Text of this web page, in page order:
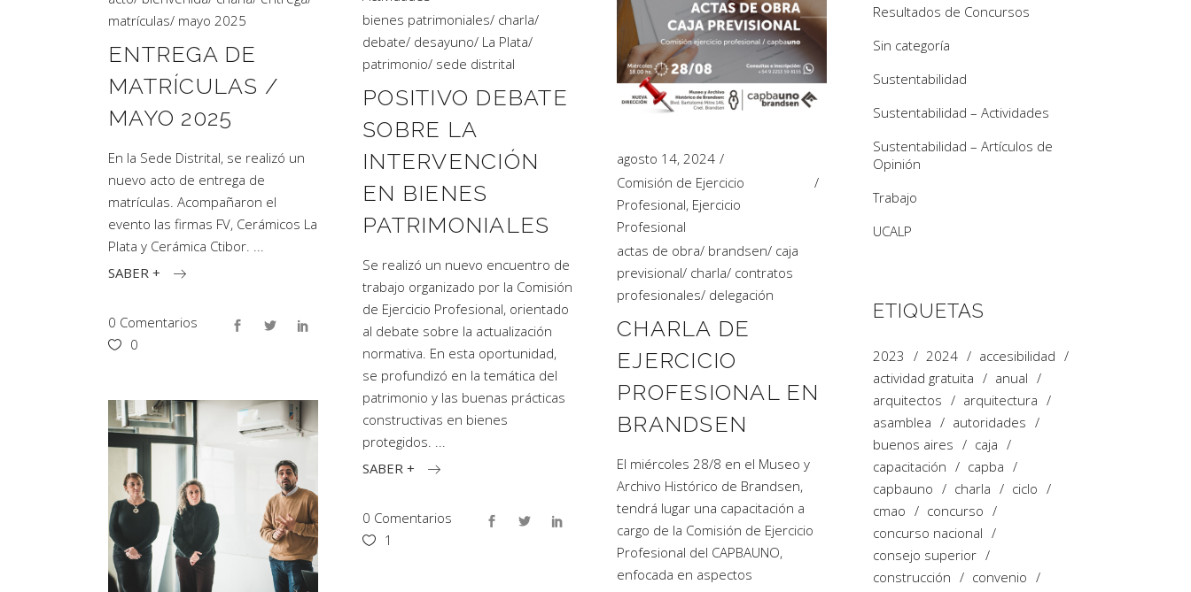
bienes patrimoniales/ charla/
debate/ desayuno/ La Plata/
patrimonio/ sede distrital
POSITIVO DEBATE
SOBRE LA
INTERVENCIÓN
EN BIENES
PATRIMONIALES
Se realizó un nuevo encuentro de
trabajo organizado por la Comisión
de Ejercicio Profesional, orientado
al debate sobre la actualización
normativa. En esta oportunidad,
se profundizó en la temática del
patrimonio y las buenas prácticas
constructivas en bienes
protegidos.
SABER +
0 Comentarios
1
matrículas/ mayo 2025
ENTREGA DE
MATRÍCULAS /
MAYO 2025
En la Sede Distrital, se realizó un
nuevo acto de entrega de
matrículas. Acompañaron el
evento las firmas FV, Cerámicos La
Plata y Cerámica Ctibor.
SABER +
0 Comentarios
0
agosto 14, 2024
Comisión de Ejercicio
Profesional, Ejercicio
Profesional
actas de obra/ brandsen/ caja
previsional/ charla/ contratos
profesionales/ delegación
CHARLA DE
EJERCICIO
PROFESIONAL EN
BRANDSEN
El miércoles 28/8 en el Museo y
Archivo Histórico de Brandsen,
tendrá lugar una capacitación a
cargo de la Comisión de Ejercicio
Profesional del CAPBAUNO,
enfocada en aspectos
Resultados de Concursos
Sin categoría
Sustentabilidad
Sustentabilidad – Actividades
Sustentabilidad – Artículos de
Opinión
Trabajo
UCALP
ETIQUETAS
2023 2024
accesibilidad
actividad gratuita
anual
arquitectos
arquitectura
asamblea
autoridades
buenos aires
caja
capacitación
capba
capbauno
charla
ciclo
cmao
concurso
concurso nacional
consejo superior
construcción
convenio